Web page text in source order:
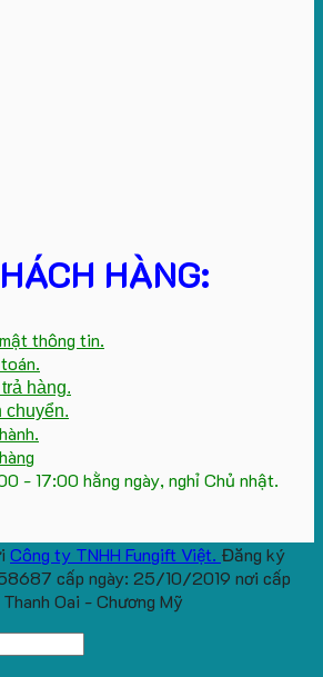
HÀNG:
thông tin.
hàng.
chuyển.
- 17:00 hằng ngày, nghỉ Chủ nhật.
Công ty TNHH Fungift Việt. Đăng ký
cấp ngày: 25/10/2019 nơi cấp
Oai - Chương Mỹ